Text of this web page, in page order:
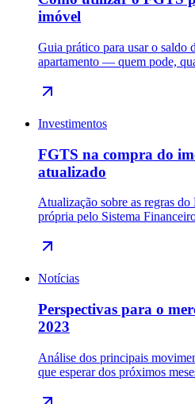
imóvel
Guia prático para usar o saldo
apartamento — quem pode,
Investimentos
FGTS na compra do
atualizado
Atualização sobre as regras
própria pelo Sistema
Notícias
Perspectivas para o
2023
Análise dos principais
que esperar dos próximos